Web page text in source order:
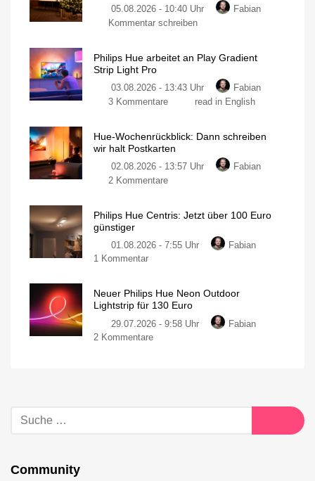
05.08.2026 - 10:40 Uhr
Fabian
Kommentar schreiben
Philips Hue arbeitet an Play Gradient
Strip Light Pro
03.08.2026 - 13:43 Uhr
Fabian
3 Kommentare
read in English
Hue-Wochenrückblick: Dann schreiben
wir halt Postkarten
02.08.2026 - 13:57 Uhr
Fabian
2 Kommentare
Philips Hue Centris: Jetzt über 100 Euro
günstiger
01.08.2026 - 7:55 Uhr
Fabian
1 Kommentar
Neuer Philips Hue Neon Outdoor
Lightstrip für 130 Euro
29.07.2026 - 9:58 Uhr
Fabian
2 Kommentare
Community